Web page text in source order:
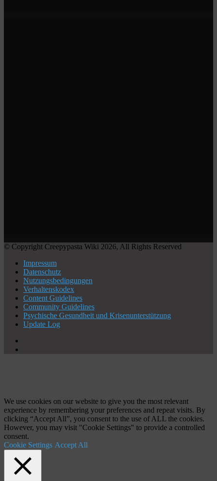
© Copyright Creepypasta Wiki 2026, All Rights Reserved
Impressum
Datenschutz
Nutzungsbedingungen
Verhaltenskodex
Content Guidelines
Community Guidelines
Psychische Gesundheit und Krisenunterstützung
Update Log
We use cookies on our website to give you the most relevant
experience by remembering your preferences and repeat visits. By
clicking “Accept All”, you consent to the use of ALL the cookies.
However, you may visit "Cookie Settings" to provide a controlled
consent.
Cookie Settings Accept All